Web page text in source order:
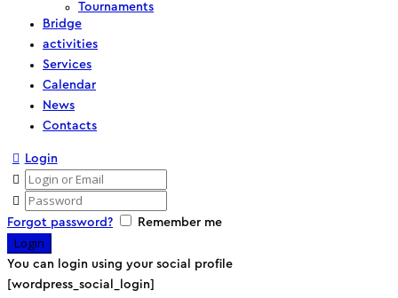
Tournaments
Bridge
activities
Services
Calendar
News
Contacts
Login
Forgot password? Remember me
You can login using your social profile
[wordpress_social_login]